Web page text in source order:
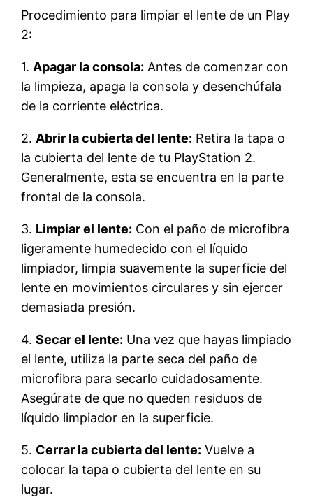
Procedimiento para limpiar el lente de un Play
2:
1. Apagar la consola: Antes de comenzar con
la limpieza, apaga la consola y desenchúfala
de la corriente eléctrica.
2. Abrir la cubierta del lente: Retira la tapa o
la cubierta del lente de tu PlayStation 2.
Generalmente, esta se encuentra en la parte
frontal de la consola.
3. Limpiar el lente: Con el paño de microfibra
ligeramente humedecido con el líquido
limpiador, limpia suavemente la superficie del
lente en movimientos circulares y sin ejercer
demasiada presión.
4.Secar el lente: Una vez que hayas limpiado
el lente, utiliza la parte seca del paño de
microfibra para secarlo cuidadosamente.
Asegúrate de que no queden residuos de
líquido limpiador en la superficie.
5. Cerrar la cubierta del lente: Vuelve a
colocar la tapa o cubierta del lente en su
lugar.